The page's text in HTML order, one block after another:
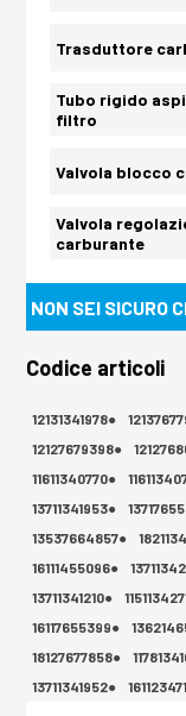
Trasduttore
Tubo rigido
filtro
Valvola blocco
Valvola
carburante
NON SEI SICURO
Codice articoli
12131341978●
12127679398●
11611340770●
13711341953●
13537664857●
16111455096●
13711341210●
16117655399●
18127677858●
13711341952●